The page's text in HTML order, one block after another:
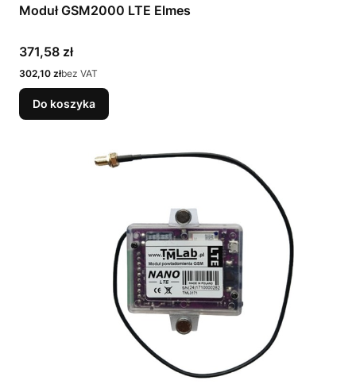
Moduł GSM2000 LTE Elmes
Cena
371,58 zł
Cena
302,10 złbez VAT
Do koszyka